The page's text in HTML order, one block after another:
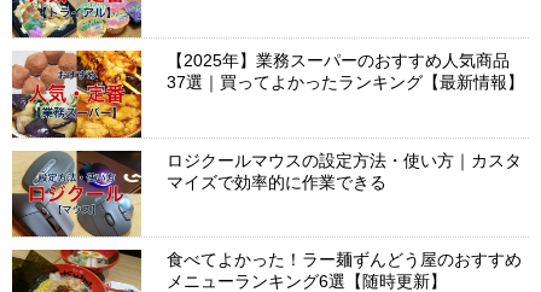
【2025年】業務スーパーのおすすめ人気商品
37選｜買ってよかったランキング【最新情報】
ロジクールマウスの設定方法・使い方｜カスタ
マイズで効率的に作業できる
食べてよかった！ラー麺ずんどう屋のおすすめ
メニューランキング6選【随時更新】